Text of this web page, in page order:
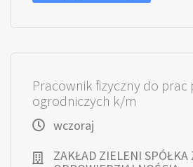
Pracownik fizyczny do
ogrodniczych k/m
wczoraj
ZAKŁAD ZIELENI SPÓŁKA